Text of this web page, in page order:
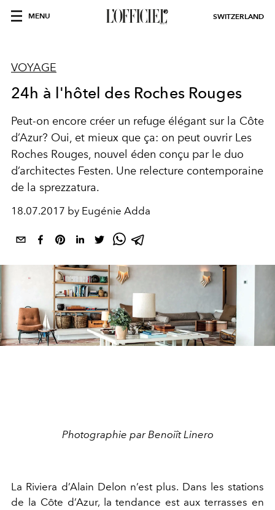
MENU SWITZERLAND
VOYAGE
24h à l'hôtel des Roches Rouges
Peut-on encore créer un refuge élégant sur la Côte
d’Azur? Oui, et mieux que ça: on peut ouvrir Les
Roches Rouges, nouvel éden conçu par le duo
d’architectes Festen. Une relecture contemporaine
de la sprezzatura.
18.07.2017 by Eugénie Adda
Photographie par Benoiît Linero
La Riviera d’Alain Delon n’est plus. Dans les stations
de la Côte d’Azur, la tendance est aux terrasses en